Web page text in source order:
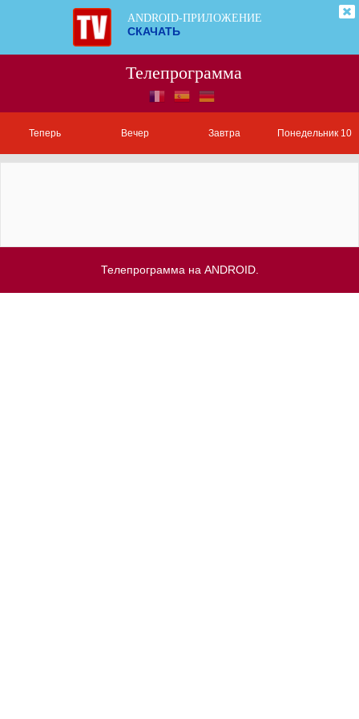
ANDROID-ПРИЛОЖЕНИЕ
СКАЧАТЬ
Телепрограмма
Теперь Вечер Завтра Понедельник 10
Телепрограмма на ANDROID.